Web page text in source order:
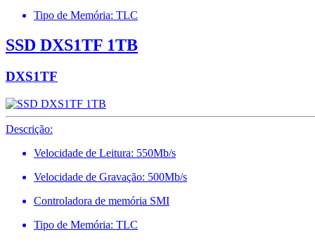
Tipo de Memória: TLC
SSD DXS1TF 1TB
DXS1TF
Descrição:
Velocidade de Leitura: 550Mb/s
Velocidade de Gravação: 500Mb/s
Controladora de memória SMI
Tipo de Memória: TLC